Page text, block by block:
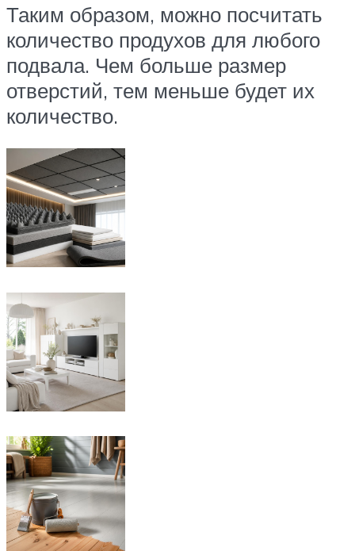
Таким образом, можно посчитать
количество продухов для любого
подвала. Чем больше размер
отверстий, тем меньше будет их
количество.